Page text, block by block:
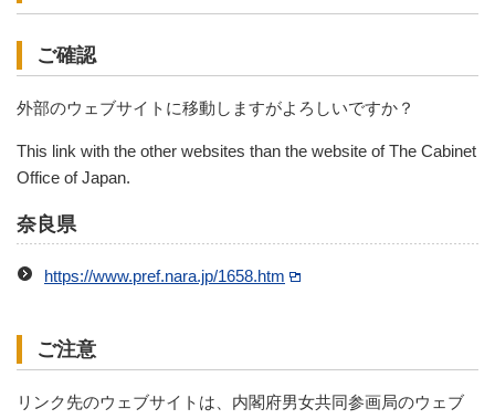
ご確認
外部のウェブサイトに移動しますがよろしいですか？
This link with the other websites than the website of The Cabinet
Office of Japan.
奈良県
https://www.pref.nara.jp/1658.htm
ご注意
リンク先のウェブサイトは、内閣府男女共同参画局のウェブ